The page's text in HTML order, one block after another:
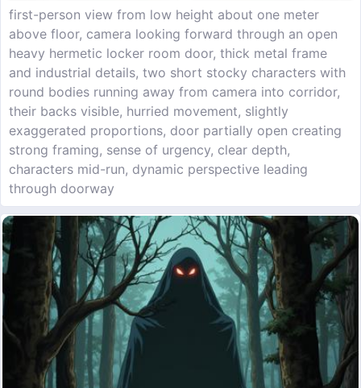
first-person view from low height about one meter
above floor, camera looking forward through an open
heavy hermetic locker room door, thick metal frame
and industrial details, two short stocky characters with
round bodies running away from camera into corridor,
their backs visible, hurried movement, slightly
exaggerated proportions, door partially open creating
strong framing, sense of urgency, clear depth,
characters mid-run, dynamic perspective leading
through doorway